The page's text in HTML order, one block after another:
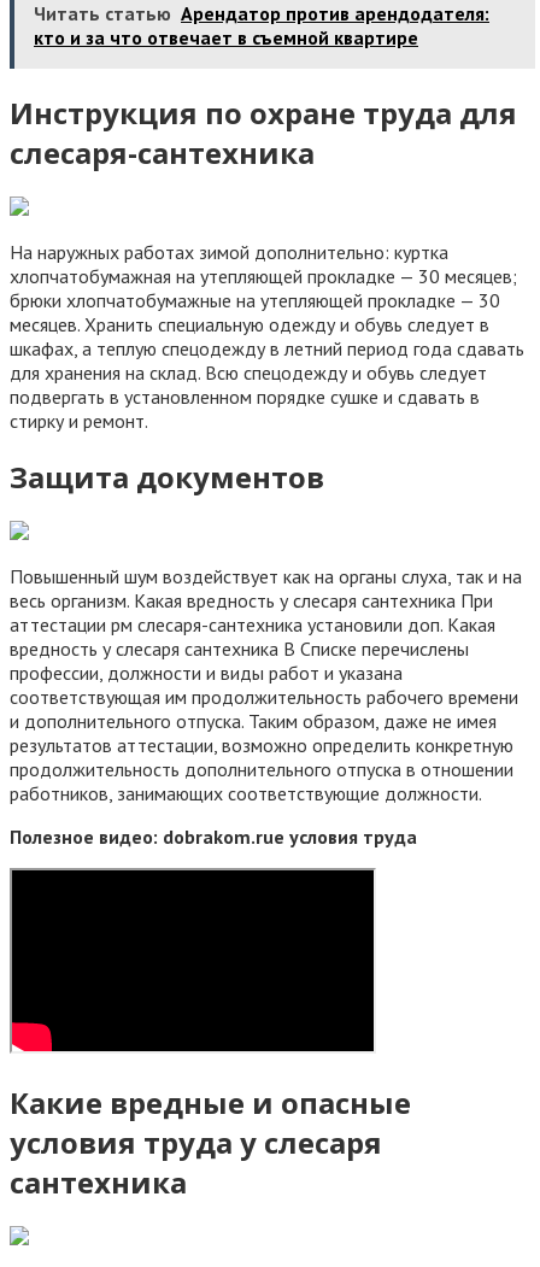
Читать статью Арендатор против арендодателя:
кто и за что отвечает в съемной квартире
Инструкция по охране труда для
слесаря-сантехника
На наружных работах зимой дополнительно: куртка
хлопчатобумажная на утепляющей прокладке — 30 месяцев;
брюки хлопчатобумажные на утепляющей прокладке — 30
месяцев. Хранить специальную одежду и обувь следует в
шкафах, а теплую спецодежду в летний период года сдавать
для хранения на склад. Всю спецодежду и обувь следует
подвергать в установленном порядке сушке и сдавать в
стирку и ремонт.
Защита документов
Повышенный шум воздействует как на органы слуха, так и на
весь организм. Какая вредность у слесаря сантехника При
аттестации рм слесаря-сантехника установили доп. Какая
вредность у слесаря сантехника В Списке перечислены
профессии, должности и виды работ и указана
соответствующая им продолжительность рабочего времени
и дополнительного отпуска. Таким образом, даже не имея
результатов аттестации, возможно определить конкретную
продолжительность дополнительного отпуска в отношении
работников, занимающих соответствующие должности.
Полезное видео: dobrakom.ruе условия труда
Какие вредные и опасные
условия труда у слесаря
сантехника